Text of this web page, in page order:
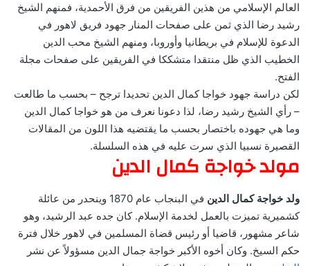
العالم الإسلامي من هذين الفريقين من فرق الأحمدية، فمنهم الشيخ
رشيد رضا الذي ثمن على صفحات المنار جهود فريق لاهور في
الدعوة للإسلام في بريطانيا وأوروبا، ومنهم الشيخ محب الدين
الخطيب الذي ظل منتقدا متشككا في الفريقين على صفحات مجلة
الفتح.
لكن دراسة جهود خواجا كمال الدين تحديدا ترجح – بحسب ما طالعت
– رأي الشيخ رشيد رضا، لذا دعونا نعرف من هو خواجا كمال الدين
وما هي جهوده باختصار بحسب ما يقتضيه هذا اللون من المقالات
القصيرة نسبيا الذي سرت عليه في هذه السلسلة.
مولد خواجة كمال الدين
ولد خواجة كمال الدين
في البنجاب عام 1870 وينحدر من عائلة
كشميرية تميزت بالعمل لخدمة الإسلام. كان جده عبد الرشيد، وهو
شاعر مشهور، قاضيا أو رئيس قضاة المسلمين في لاهور خلال فترة
حكم السيخ. وكان أخوه الأكبر خواجة جمال الدين مسؤولاً عن نشر